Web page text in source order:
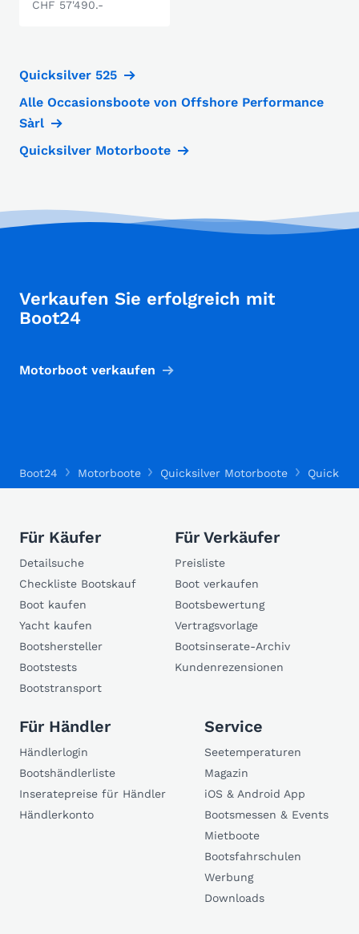
CHF 57'490.-
Quicksilver 525
Alle Occasionsboote von Offshore Performance
Sàrl
Quicksilver Motorboote
Verkaufen Sie erfolgreich mit
Boot24
Motorboot verkaufen
Boot24 Motorboote Quicksilver Motorboote
Für Käufer
Detailsuche
Checkliste Bootskauf
Boot kaufen
Yacht kaufen
Bootshersteller
Bootstests
Bootstransport
Für Verkäufer
Preisliste
Boot verkaufen
Bootsbewertung
Vertragsvorlage
Bootsinserate-Archiv
Kundenrezensionen
Für Händler
Händlerlogin
Bootshändlerliste
Inseratepreise für Händler
Händlerkonto
Service
Seetemperaturen
Magazin
iOS & Android App
Bootsmessen & Events
Mietboote
Bootsfahrschulen
Werbung
Downloads